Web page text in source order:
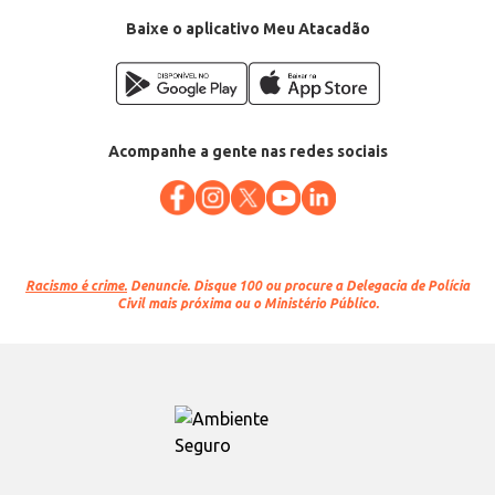
Baixe o aplicativo Meu Atacadão
Acompanhe a gente nas redes sociais
Racismo é crime. Denuncie. Disque 100 ou procure a Delegacia de Polícia
Civil mais próxima ou o Ministério Público.